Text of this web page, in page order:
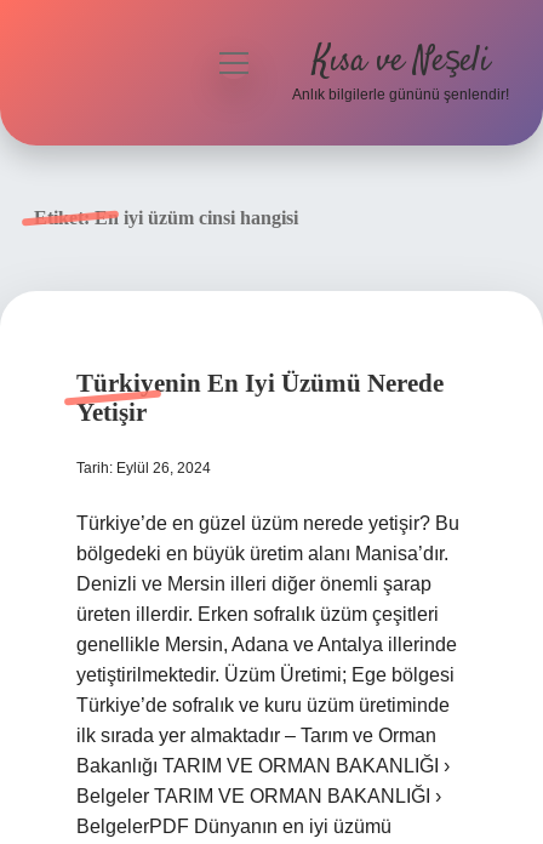
menüyü
Kısa ve Neşeli
Anlık bilgilerle gününü şenlendir!
Etiket:En iyi üzüm cinsi hangisi
Türkiyenin En Iyi Üzümü Nerede
Yetişir
Tarih: Eylül 26, 2024
Türkiye’de en güzel üzüm nerede yetişir? Bu
bölgedeki en büyük üretim alanı Manisa’dır.
Denizli ve Mersin illeri diğer önemli şarap
üreten illerdir. Erken sofralık üzüm çeşitleri
genellikle Mersin, Adana ve Antalya illerinde
yetiştirilmektedir. Üzüm Üretimi; Ege bölgesi
Türkiye’de sofralık ve kuru üzüm üretiminde
ilk sırada yer almaktadır – Tarım ve Orman
Bakanlığı TARIM VE ORMAN BAKANLIĞI ›
Belgeler TARIM VE ORMAN BAKANLIĞI ›
BelgelerPDF Dünyanın en iyi üzümü